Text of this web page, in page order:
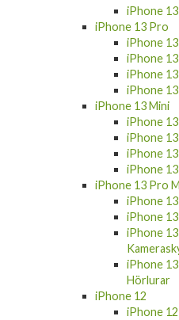
iPhone
iPhone 13 Pro
iPhone
iPhone
iPhone
iPhone
iPhone 13 Mini
iPhone
iPhone 13
iPhone
iPhone
iPhone 13 Pro
iPhone
iPhone
iPhone
iPhone
Hörlurar
iPhone 12
iPhone